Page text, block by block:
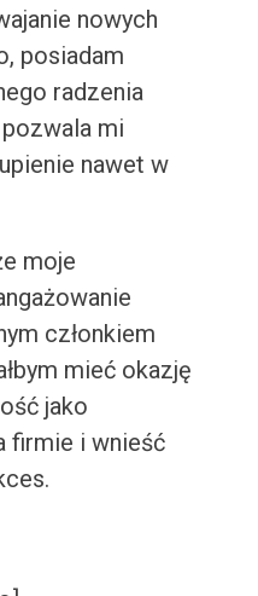
nowych
posiadam
radzenia
mi
nawet w
moje
członkiem
mieć okazję
jako
firmie i wnieść